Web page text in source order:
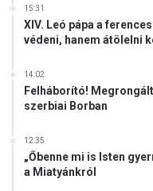
15:31
XIV. Leó pápa a
védeni, hanem átölelni
14:02
Felháborító!
szerbiai Borban
12:35
„Őbenne mi is Isten
a Miatyánkról